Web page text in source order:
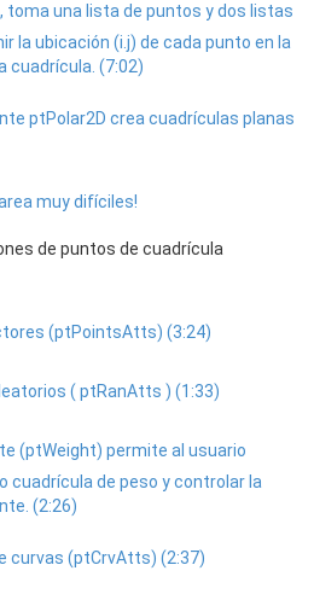
toma una lista de puntos y dos listas
la ubicación (i.j) de cada punto en la
cuadrícula. (7:02)
ptPolar2D crea cuadrículas planas
muy difíciles!
de puntos de cuadrícula
(ptPointsAtts) (3:24)
( ptRanAtts ) (1:33)
(ptWeight) permite al usuario
cuadrícula de peso y controlar la
(2:26)
curvas (ptCrvAtts) (2:37)